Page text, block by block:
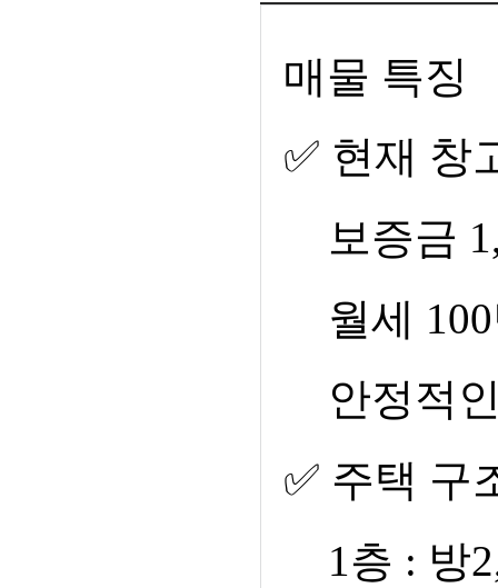
매물 특징
✅ 현재 창
보증금
월세 100
안정적
✅ 주택 구
1 층 : 방